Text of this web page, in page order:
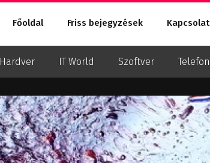
Főoldal Friss bejegyzések Kapcsolat
Hardver IT World Szoftver Telefon